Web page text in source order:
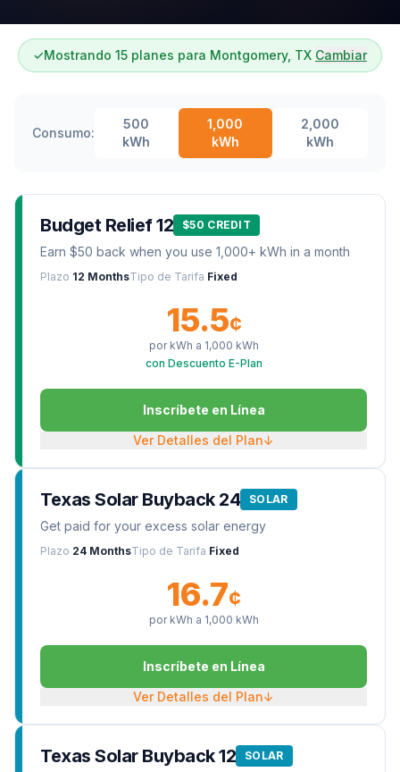
✓Mostrando 15 planes para Montgomery, TX Cambiar
Consumo:
500
kWh
1,000
kWh
2,000
kWh
Budget Relief 12 $50 CREDIT
Earn $50 back when you use 1,000+ kWh in a month
Plazo 12 MonthsTipo de Tarifa Fixed
15.5¢
por kWh a 1,000 kWh
con Descuento E-Plan
Inscríbete en Línea
Ver Detalles del Plan↓
Texas Solar Buyback 24 SOLAR
Get paid for your excess solar energy
Plazo 24 MonthsTipo de Tarifa Fixed
16.7¢
por kWh a 1,000 kWh
Inscríbete en Línea
Ver Detalles del Plan↓
Texas Solar Buyback 12 SOLAR